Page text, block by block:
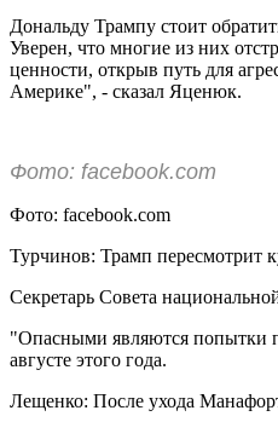
Дональду Трампу стоит
Уверен, что многие из них
ценности, открыв путь для
Америке", - сказал Яценюк.
Фото: facebook.com
Фото: facebook.com
Турчинов: Трамп пересмотрит
Секретарь Совета
"Опасными являются попытки
августе этого года.
Лещенко: После ухода